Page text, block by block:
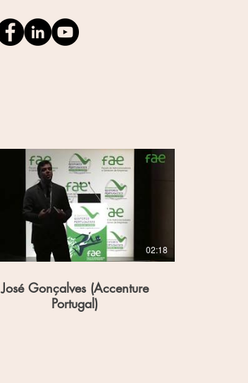
02:18
José Gonçalves (Accenture
Portugal)